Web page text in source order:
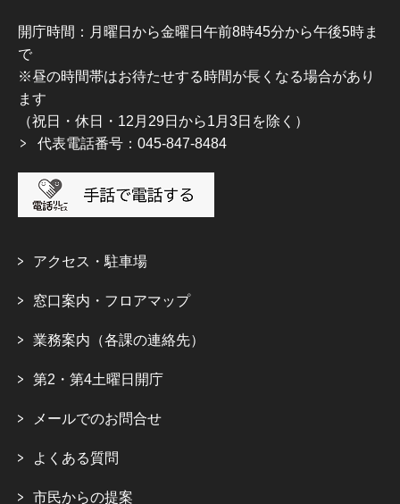
開庁時間：月曜日から金曜日午前8時45分から午後5時ま
で
※昼の時間帯はお待たせする時間が長くなる場合があり
ます
（祝日・休日・12月29日から1月3日を除く）
代表電話番号：045-847-8484
アクセス・駐車場
窓口案内・フロアマップ
業務案内（各課の連絡先）
第2・第4土曜日開庁
メールでのお問合せ
よくある質問
市民からの提案